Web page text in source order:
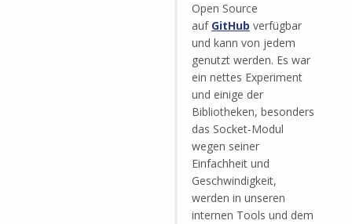
Open Source
auf GitHub verfügbar
und kann von jedem
genutzt werden. Es war
ein nettes Experiment
und einige der
Bibliotheken, besonders
das Socket-Modul
wegen seiner
Einfachheit und
Geschwindigkeit,
werden in unseren
internen Tools und dem